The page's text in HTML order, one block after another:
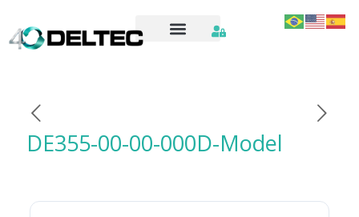
DE355-00-00-000D-Model